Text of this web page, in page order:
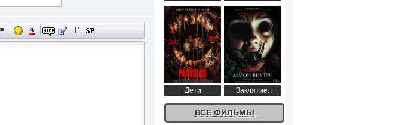
понимаю (2024) Пингвина (2024)
Дети
апокалипсиса
(2024)
Заклятие.
Демон внутри
(2024)
ВСЕ ФИЛЬМЫ